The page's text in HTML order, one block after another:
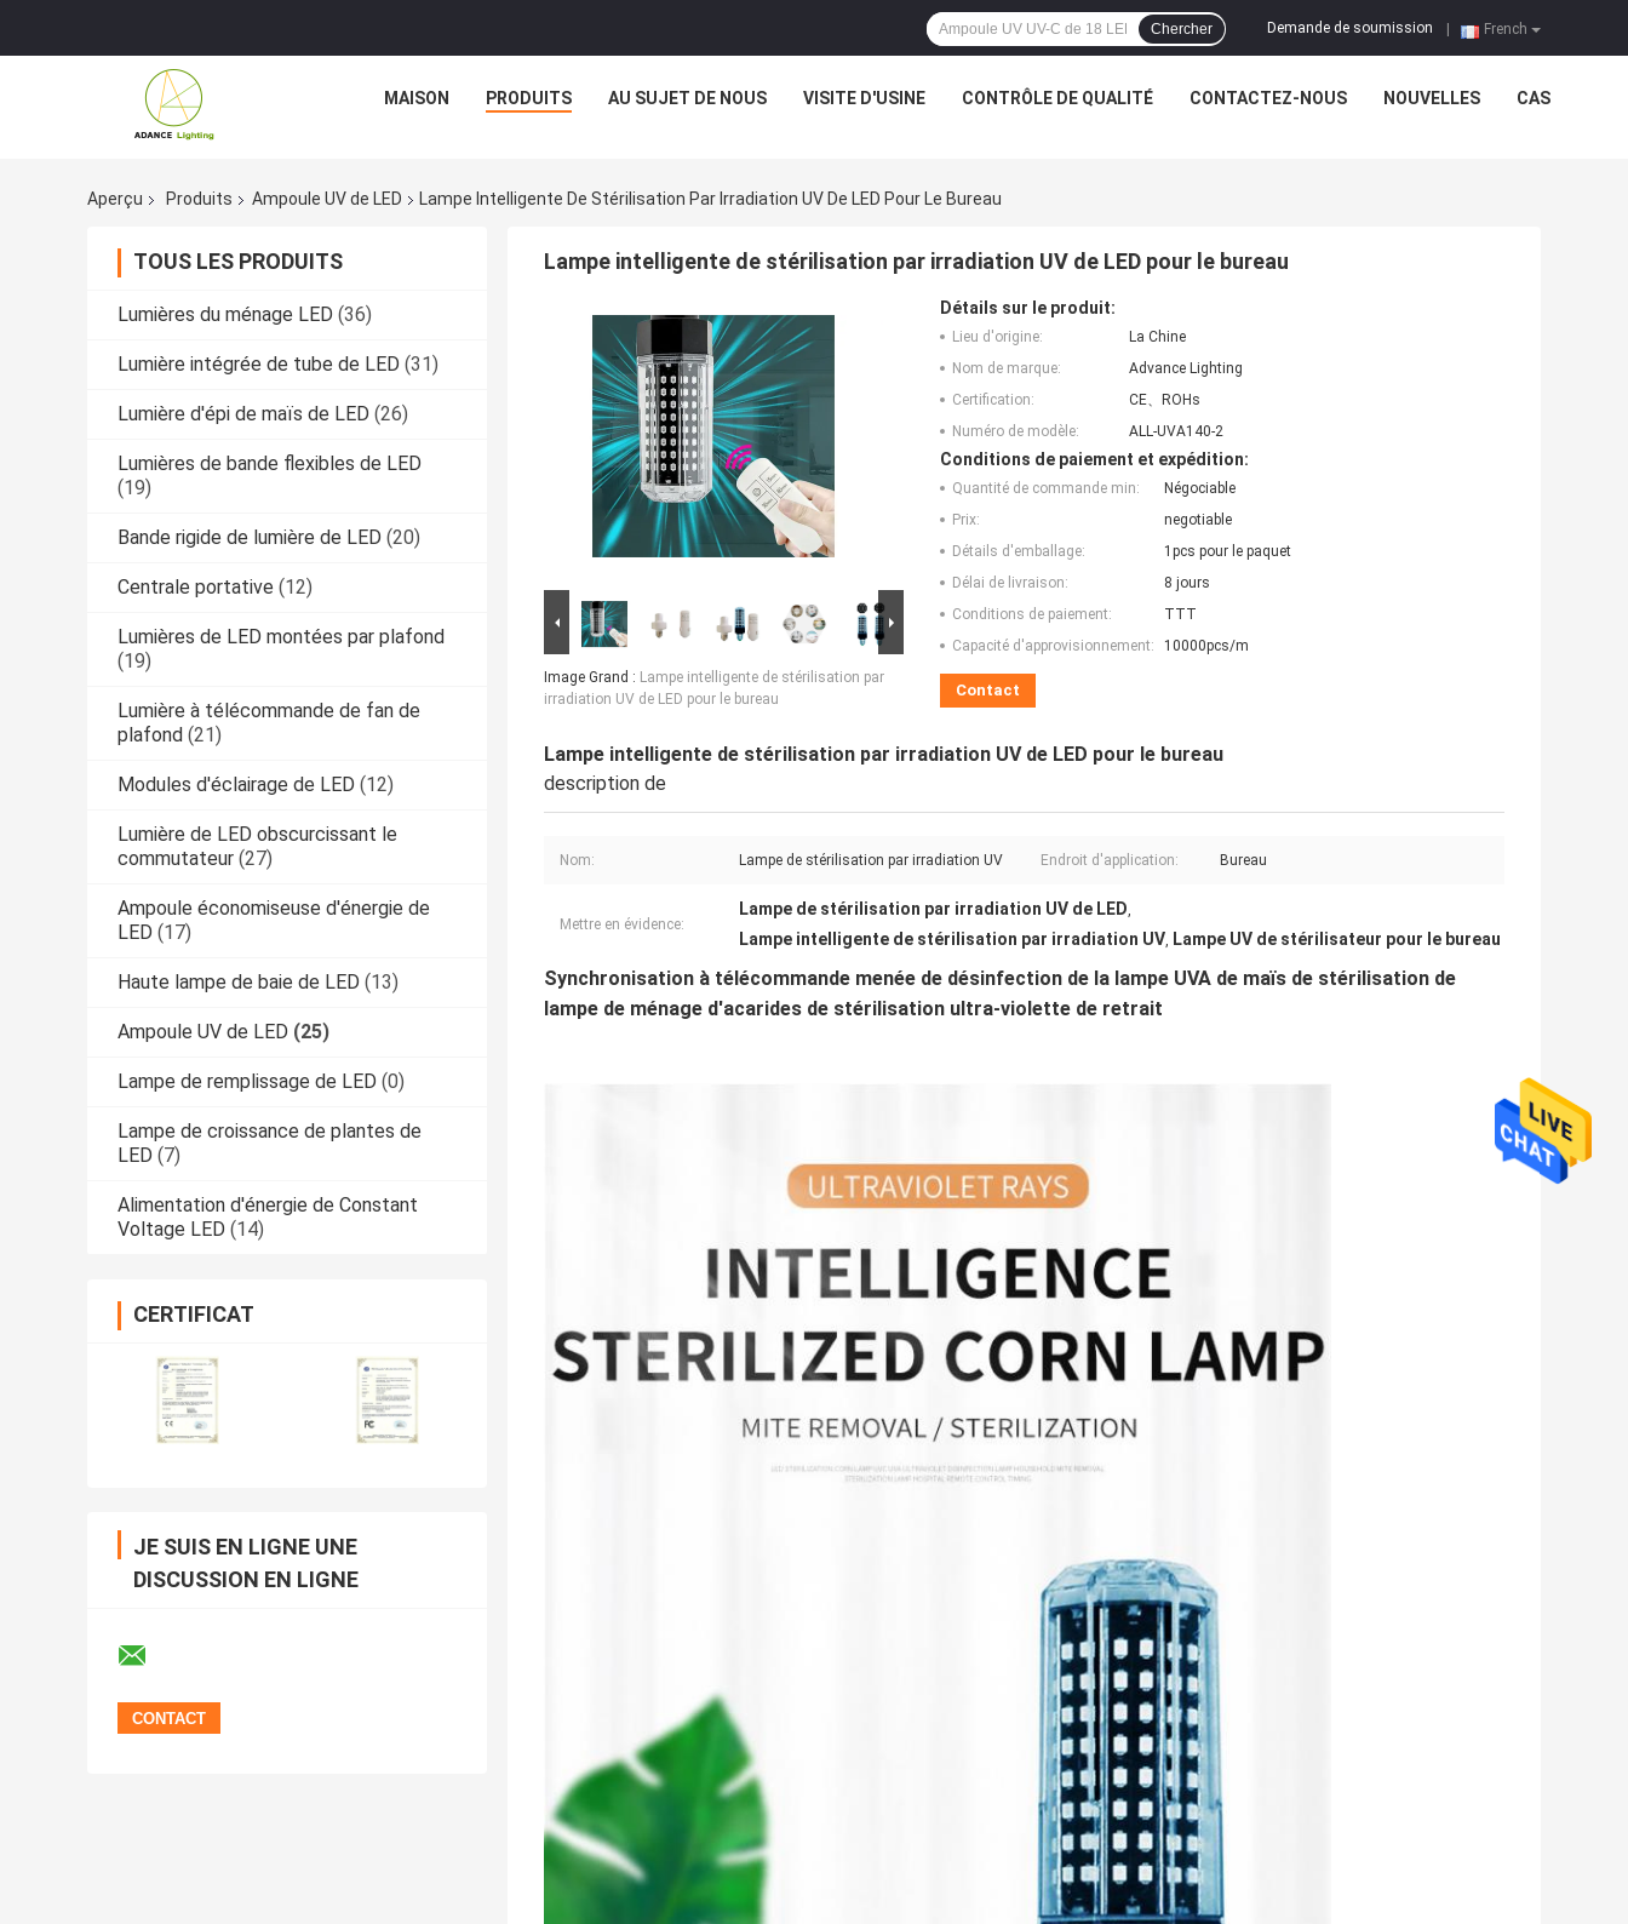
French
Demande de soumission
Chercher
MAISON PRODUITS AU SUJET DE NOUS VISITE D'USINE CONTRÔLE DE QUALITÉ CONTACTEZ-NOUS NOUVELLES CAS
Aperçu Produits Ampoule UV de LED Lampe Intelligente De Stérilisation Par Irradiation UV De LED Pour Le Bureau
TOUS LES PRODUITS
Lumières du ménage LED (36)
Lumière intégrée de tube de LED (31)
Lumière d'épi de maïs de LED (26)
Lumières de bande flexibles de LED
(19)
Bande rigide de lumière de LED (20)
Centrale portative (12)
Lumières de LED montées par plafond
(19)
Lumière à télécommande de fan de
plafond (21)
Modules d'éclairage de LED (12)
Lumière de LED obscurcissant le
commutateur (27)
Ampoule économiseuse d'énergie de
LED (17)
Haute lampe de baie de LED (13)
Ampoule UV de LED (25)
Lampe de remplissage de LED (0)
Lampe de croissance de plantes de
LED (7)
Alimentation d'énergie de Constant
Voltage LED (14)
CERTIFICAT
JE SUIS EN LIGNE UNE
DISCUSSION EN LIGNE
Lampe intelligente de stérilisation par irradiation UV de LED pour le bureau
Image Grand : Lampe intelligente de stérilisation par
irradiation UV de LED pour le bureau
Détails sur le produit:
Lieu d'origine:
La Chine
Nom de marque:
Advance Lighting
Certification:
CE、ROHs
Numéro de modèle:
ALL-UVA140-2
Conditions de paiement et expédition:
Quantité de commande min:
Négociable
Prix:
negotiable
Détails d'emballage:
1pcs pour le paquet
Délai de livraison:
8 jours
Conditions de paiement:
TTT
Capacité d'approvisionnement:
10000pcs/m
Contact
Lampe intelligente de stérilisation par irradiation UV de LED pour le bureau
description de
Nom: Lampe de stérilisation par irradiation UV Endroit d'application: Bureau
Mettre en évidence:
Lampe de stérilisation par irradiation UV de LED,
Lampe intelligente de stérilisation par irradiation UV, Lampe UV de stérilisateur pour le bureau
Synchronisation à télécommande menée de désinfection de la lampe UVA de maïs de stérilisation de
lampe de ménage d'acarides de stérilisation ultra-violette de retrait